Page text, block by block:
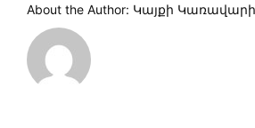
About the Author: Կայքի